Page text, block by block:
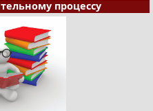
процессу